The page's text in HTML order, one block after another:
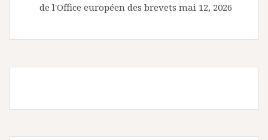
de l'Office européen des brevets mai 12, 2026